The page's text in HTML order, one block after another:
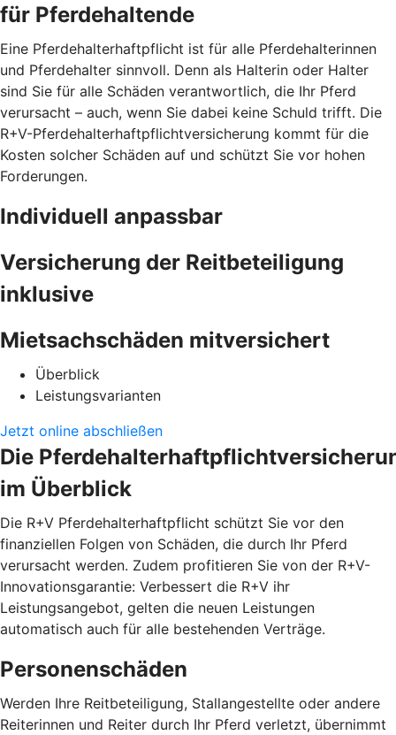
für Pferdehaltende
Eine Pferdehalterhaftpflicht ist für alle Pferdehalterinnen
und Pferdehalter sinnvoll. Denn als Halterin oder Halter
sind Sie für alle Schäden verantwortlich, die Ihr Pferd
verursacht – auch, wenn Sie dabei keine Schuld trifft. Die
R+V-Pferdehalterhaftpflichtversicherung kommt für die
Kosten solcher Schäden auf und schützt Sie vor hohen
Forderungen.
Individuell anpassbar
Versicherung der Reitbeteiligung
inklusive
Mietsachschäden mitversichert
Überblick
Leistungsvarianten
Jetzt online abschließen
Die
im Überblick
Die R+V Pferdehalterhaftpflicht schützt Sie vor den
finanziellen Folgen von Schäden, die durch Ihr Pferd
verursacht werden. Zudem profitieren Sie von der R+V-
Innovationsgarantie: Verbessert die R+V ihr
Leistungsangebot, gelten die neuen Leistungen
automatisch auch für alle bestehenden Verträge.
Personenschäden
Werden Ihre Reitbeteiligung, Stallangestellte oder andere
Reiterinnen und Reiter durch Ihr Pferd verletzt, übernimmt